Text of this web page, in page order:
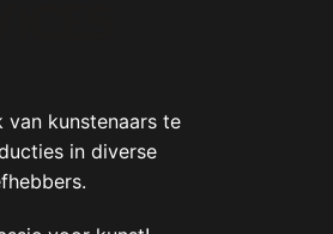
kunstenaars te
in diverse